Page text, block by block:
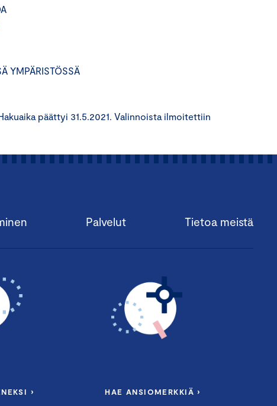
YMPÄRISTÖSSÄ
päättyi 31.5.2021. Valinnoista ilmoitettiin
Palvelut Tietoa meistä
› HAE ANSIOMERKKIÄ ›